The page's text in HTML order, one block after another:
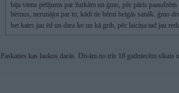
bija viens pētījums par žurkām un ģmo, pēc pāris
bērnus, nerunājot par to, kādi tie bērni beigās sanāk. ģmo
bet katrs jau ēd un dara ko un kā grib, pēc laiciņa tad jau
Paskaties kas laukos darās. Divām no trīs 18 gadniecēm sīkais